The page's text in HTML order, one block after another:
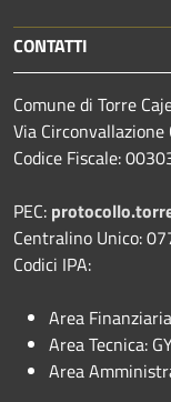
CONTATTI
Comune di Torre
Via
Codice Fiscale:
PEC:
Centralino Unico:
Codici IPA:
Area
Area Tecnica:
Area